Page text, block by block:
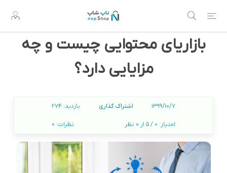
بازاریای محتوایی چیست و چه
مزایایی دارد؟
1399/10/7 اشتراک گذاری بازدید: 274
امتیاز: 0 / 5 از 0 نظر نظرات: 0